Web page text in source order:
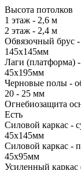
Высота потолков
1 этаж - 2,6 м
2 этаж - 2,4 м
Обвязочный брус
145х145мм
Лаги (платформа) -
45х195мм
Черновые полы -
20 - 25 мм
Огнебиозащита
Есть
Силовой каркас -
45х145мм
Силовой каркас -
45х95мм
Усиленный